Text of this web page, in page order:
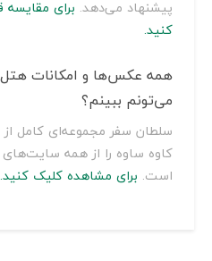
پیشنهاد می‌دهد. برای
کنید.
همه عکس‌ها و امکانات هتل
می‌تونم ببینم؟
سلطان سفر مجموعه‌ای کامل از
کاوه ساوه را از همه سایت‌های
است. برای مشاهده کلیک کنید.